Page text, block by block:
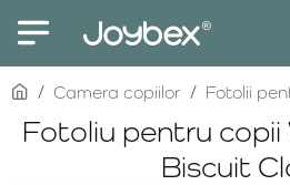
Fotoliu pentru
Biscuit
homeCamera copiilor Fotolii